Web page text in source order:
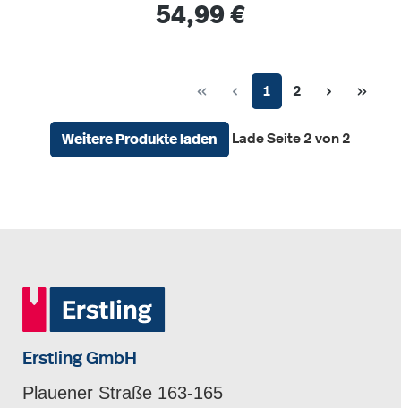
Regulärer Preis:
54,99 €
Seite
1 Seite
2
Weitere Produkte laden Lade Seite 2 von 2
Erstling GmbH
Plauener Straße 163-165